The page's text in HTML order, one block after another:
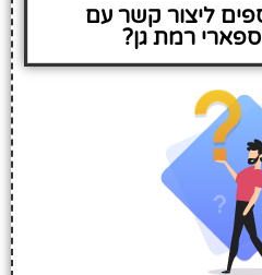
ליצור קשר עם
רמת גן?